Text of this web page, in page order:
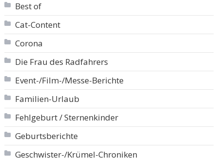
Best of
Cat-Content
Corona
Die Frau des Radfahrers
Event-/Film-/Messe-Berichte
Familien-Urlaub
Fehlgeburt / Sternenkinder
Geburtsberichte
Geschwister-/Krümel-Chroniken